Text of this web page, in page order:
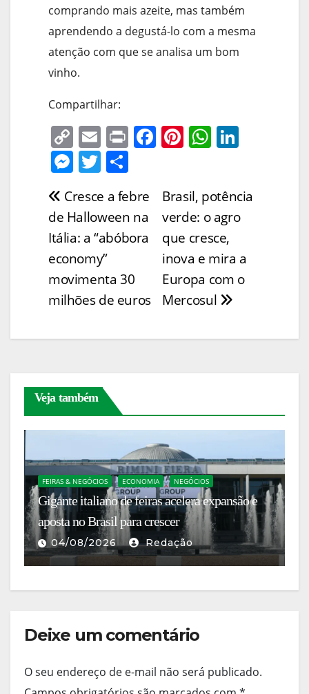
comprando mais azeite, mas também
aprendendo a degustá-lo com a mesma
atenção com que se analisa um bom
vinho.
Compartilhar:
C
o
p
y
Li
n
k
E
m
ai
l
Pr F
e
b
o
o
k
Pi
e
st
W
s
A
p
p
e
dI
M
ss
e
n
g
er
T
itt
er
h
ar
e
Navegação
de
Post
Brasil, potência
verde: o agro
que cresce,
inova e mira a
Europa com o
Mercosul
Cresce a febre
de Halloween na
Itália: a “abóbora
economy”
movimenta 30
milhões de euros
Veja também
FEIRAS & NEGÓCIOS ECONOMIA NEGÓCIOS
Gigante italiano de feiras acelera expansão e
aposta no Brasil para crescer
04/08/2026 Redação
Deixe um comentário
O seu endereço de e-mail não será publicado.